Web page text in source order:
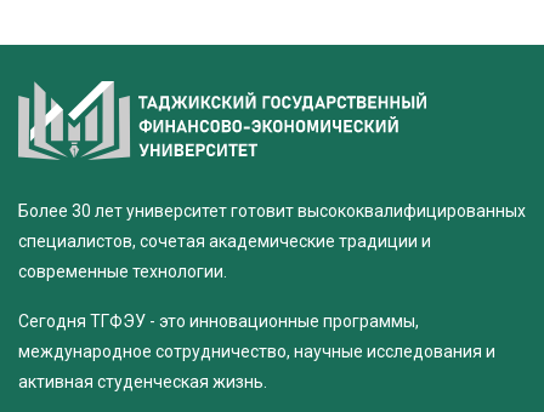
Более 30 лет университет готовит высококвалифицированных
специалистов, сочетая академические традиции и
современные технологии.
Сегодня ТГФЭУ - это инновационные программы,
международное сотрудничество, научные исследования и
активная студенческая жизнь.